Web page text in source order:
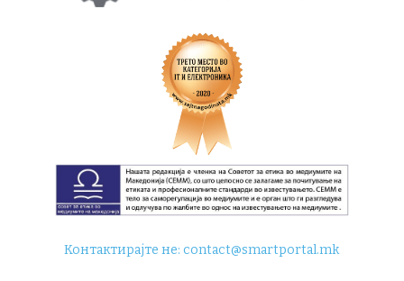
Контактирајте не:contact@smartportal.mk